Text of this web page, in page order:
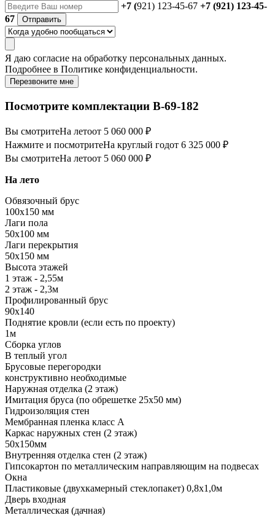
+7 (921) 123-45-67 +7 (921) 123-45-
67
Отправить
Я даю согласие на обработку персональных данных.
Подробнее в Политике конфиденциальности.
Перезвоните мне
Посмотрите комплектации В-69-182
Вы смотритеНа летоот 5 060 000 ₽
Нажмите и посмотритеНа круглый годот 6 325 000 ₽
Вы смотритеНа летоот 5 060 000 ₽
На лето
Обвязочный брус
100х150 мм
Лаги пола
50х100 мм
Лаги перекрытия
50х150 мм
Высота этажей
1 этаж - 2,55м
2 этаж - 2,3м
Профилированный брус
90х140
Поднятие кровли (если есть по проекту)
1м
Сборка углов
В теплый угол
Брусовые перегородки
конструктивно необходимые
Наружная отделка (2 этаж)
Имитация бруса (по обрешетке 25х50 мм)
Гидроизоляция стен
Мембранная пленка класс А
Каркас наружных стен (2 этаж)
50х150мм
Внутренняя отделка стен (2 этаж)
Гипсокартон по металлическим направляющим на подвесах
Окна
Пластиковые (двухкамерный стеклопакет) 0,8х1,0м
Дверь входная
Металлическая (дачная)